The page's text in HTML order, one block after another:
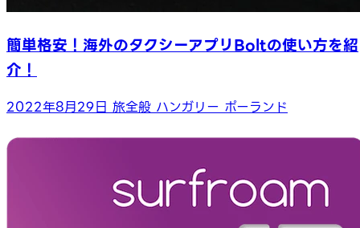
簡単格安！海外のタクシーアプリBoltの使い方を紹
介！
2022年8月29日 旅全般 ハンガリー ポーランド